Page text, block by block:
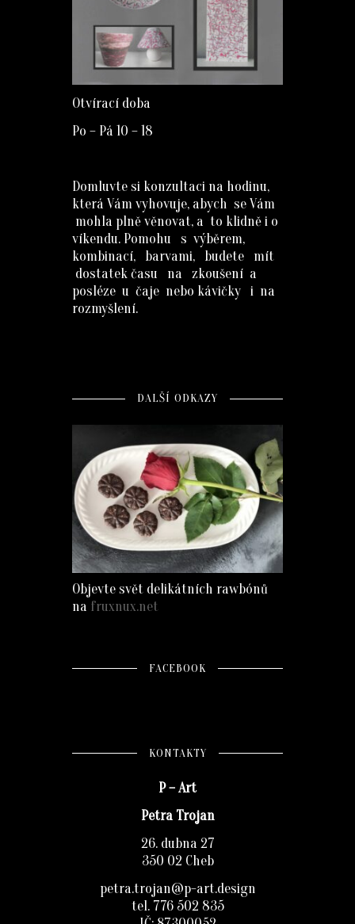
Otvírací doba
Po – Pá 10 – 18
Domluvte si konzultaci na hodinu,
která Vám vyhovuje, abych se Vám
mohla plně věnovat, a to klidně i o
víkendu. Pomohu s výběrem,
kombinací, barvami, budete mít
dostatek času na zkoušení a
posléze u čaje nebo kávičky i na
rozmyšlení.
DALŠÍ ODKAZY
Objevte svět delikátních rawbónů
na fruxnux.net
FACEBOOK
KONTAKTY
P – Art
Petra Trojan
26. dubna 27
350 02 Cheb
petra.trojan@p-art.design
tel. 776 502 835